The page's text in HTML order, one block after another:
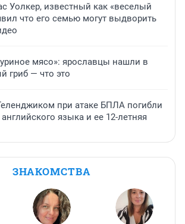
Уолкер, известный как «веселый
что его семью могут выдворить
мясо»: ярославцы нашли в
гриб — что это
при атаке БПЛА погибли
языка и ее 12-летняя
ЗНАКОМСТВА